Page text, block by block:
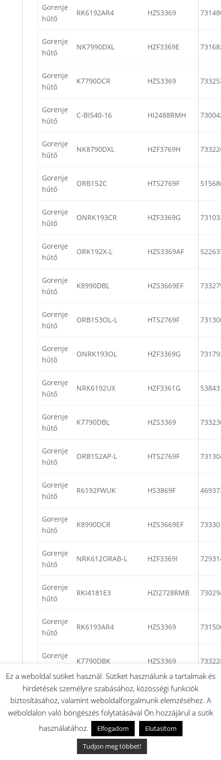
Gorenje
hűtő
RK6192AR4 HZS3369
Gorenje
hűtő
NK7990DXL HZF3369E
Gorenje
hűtő
K7790DCR HZS3369
Gorenje
hűtő
C-BI540-16 HI2488RMH
Gorenje
hűtő
NK8790DXL HZF3769H
Gorenje
hűtő
ORB152C HTS2769F
Gorenje
hűtő
ONRK193CR HZF3369G
Gorenje
hűtő
ORK192X-L HZS3369AF
Gorenje
hűtő
K8990DBL HZS3669EF
Gorenje
hűtő
ORB153OL-L HTS2769F
Gorenje
hűtő
ONRK193OL HZF3369G
Gorenje
hűtő
NRK6192UX HZF3361G
Gorenje
hűtő
K7790DBL HZS3369
Gorenje
hűtő
ORB152AP-L HTS2769F
Gorenje
hűtő
R6192FWUK HS3869F
Gorenje
hűtő
K8990DCR HZS3669EF
Gorenje
hűtő
NRK612ORAB-L HZF3369I
Gorenje
hűtő
RKI4181E3 HZI2728RMB
Gorenje
hűtő
RK6193AR4 HZS3369
Gorenje
K7790DBK HZS3369
Gorenje
hűtő
NK8990DR HZF3769E
Gorenje
RK6193AC4 HZS3369
Ez a weboldal sütiket használ. Sütiket használunk a tartalmak és
hirdetések személyre szabásához, közösségi funkciók
biztosításához, valamint weboldalforgalmunk elemzéséhez. A
weboldalon való böngészés folytatásával Ön hozzájárul a sütik
használatához.
Elfogadom
Elutasítom
Tudjon meg többet!